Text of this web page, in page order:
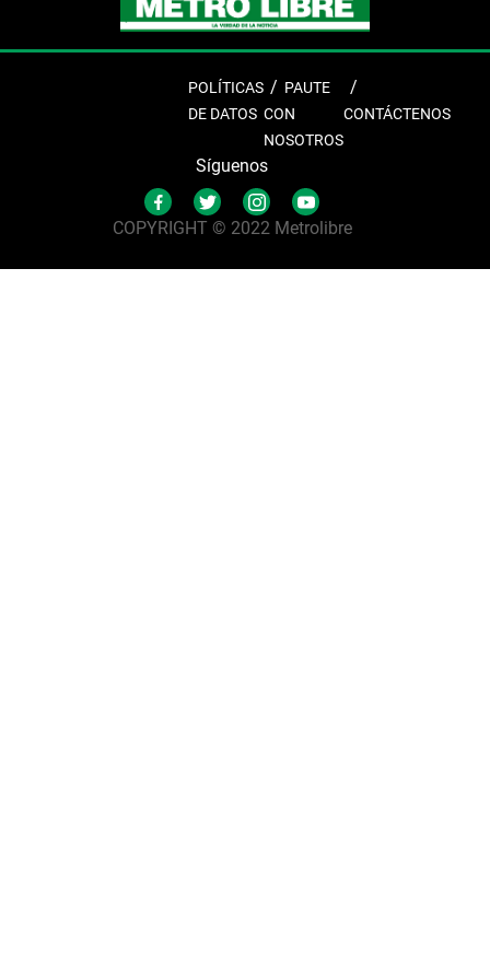
POLÍTICAS
DE DATOS
PAUTE
CON
NOSOTROS
CONTÁCTENOS
Síguenos
COPYRIGHT © 2022 Metrolibre